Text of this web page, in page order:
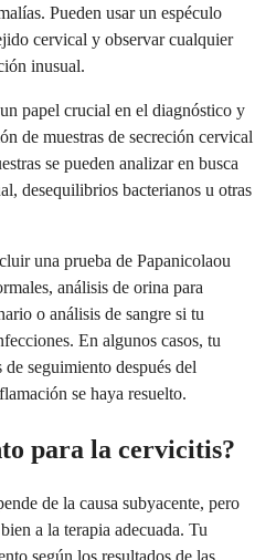
Pueden usar un espéculo
cervical y observar cualquier
inusual.
papel crucial en el diagnóstico y
de muestras de secreción cervical
se pueden analizar en busca
desequilibrios bacterianos u otras
una prueba de Papanicolaou
análisis de orina para
o análisis de sangre si tu
En algunos casos, tu
seguimiento después del
se haya resuelto.
para la cervicitis?
de la causa subyacente, pero
a la terapia adecuada. Tu